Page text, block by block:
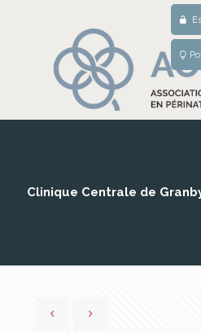
Clinique Centrale de